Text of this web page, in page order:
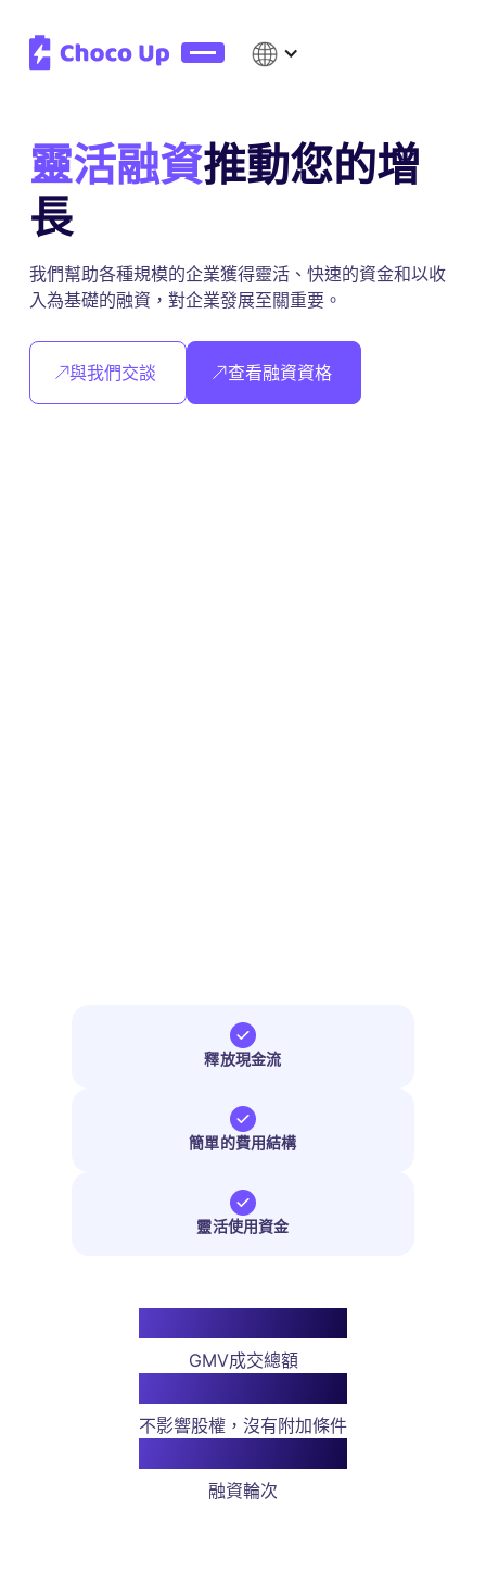
靈活融資推動您的增
長
我們幫助各種規模的企業獲得靈活、快速的資金和以收
入為基礎的融資，對企業發展至關重要。
與我們交談 查看融資資格
釋放現金流
簡單的費用結構
靈活使用資金
GMV成交總額
不影響股權，沒有附加條件
融資輪次